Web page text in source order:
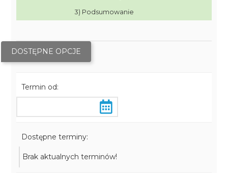
3) Podsumowanie
DOSTĘPNE OPCJE
Termin od:
Dostępne terminy:
Brak aktualnych terminów!